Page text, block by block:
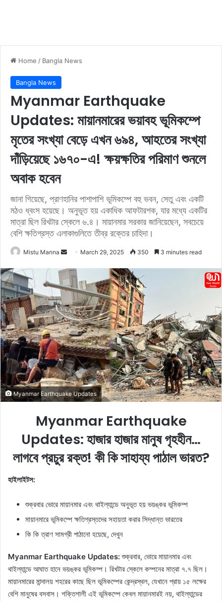
Home / Bangla News
Bangla News
Myanmar Earthquake
Updates: মায়ানমারের ভয়াবহ ভূমিকম্পে
মৃতের সংখ্যা বেড়ে এখন ৬৯৪, আহতের সংখ্যা
দাঁড়িয়েছে ১৬৭০-এ! ক্ষয়ক্ষতির পরিমাণ শুনলে
অবাক হবেন
জানা গিয়েছে, প্রাণহানির পাশাপাশি ভূমিকম্পে বহু ভবন, সেতু এবং একটি
মঠও ধ্বংস হয়েছে। অনুভূত হয় একাধিক আফটারশক, যার মধ্যে একটির
মাত্রা ছিল রিখটার স্কেলে ৬.৪। মায়ানমার সরকার জানিয়েছেন, সবচেয়ে
বেশি ক্ষতিগ্রস্ত এলাকাগুলিতে তীব্র রক্তের চাহিদা।
Mistu Manna
d
n
e
m
a
i
l
March 29, 2025 350 3 minutes read
Myanmar Earthquake Updates
Myanmar Earthquake
Updates: হাজার হাজার মানুষ গৃহহীন…
লাগবে প্রচুর রক্ত! কী কি সাহায্য পাঠাল ভারত?
হাইলাইটস:
শুক্রবার ভোরে মায়ানমার এবং থাইল্যান্ডে অনুভূত হয় ভয়ঙ্কর ভূমিকম্প
মায়ানমারে ভূমিকম্পে ক্ষতিগ্রস্তদের সহায়তা করার সিদ্ধান্ত ভারতের
কি কি ত্রাণ সামগ্রী পাঠানো হয়েছে, দেখুন
Myanmar Earthquake Updates: শুক্রবার, ভোরে মায়ানমার এবং
থাইল্যান্ডে আঘাত হানে ভয়ঙ্কর ভূমিকম্প। রিখটার স্কেলে কম্পনের মাত্রা ৭.৭ ছিল।
মায়ানমারের মান্দালয় শহরের কাছে ছিল ভূমিকম্পের কেন্দ্রস্থল, যেখানে প্রায় ১৫ লক্ষের
বেশি মানুষের বসবাস। শক্তিশালী এই ভূমিকম্পে কেবল মায়ানমারই নয়, থাইল্যান্ডের